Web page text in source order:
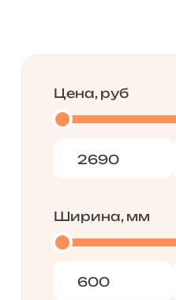
Цена, руб
Ширина, мм